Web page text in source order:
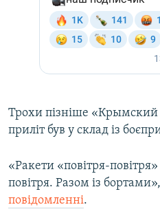
Трохи пізніше
приліт був у склад із
«Ракети «повітря-
повітря. Разом із
повідомленні.